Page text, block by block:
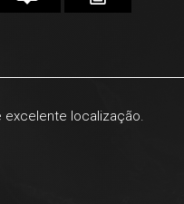
excelente localização.